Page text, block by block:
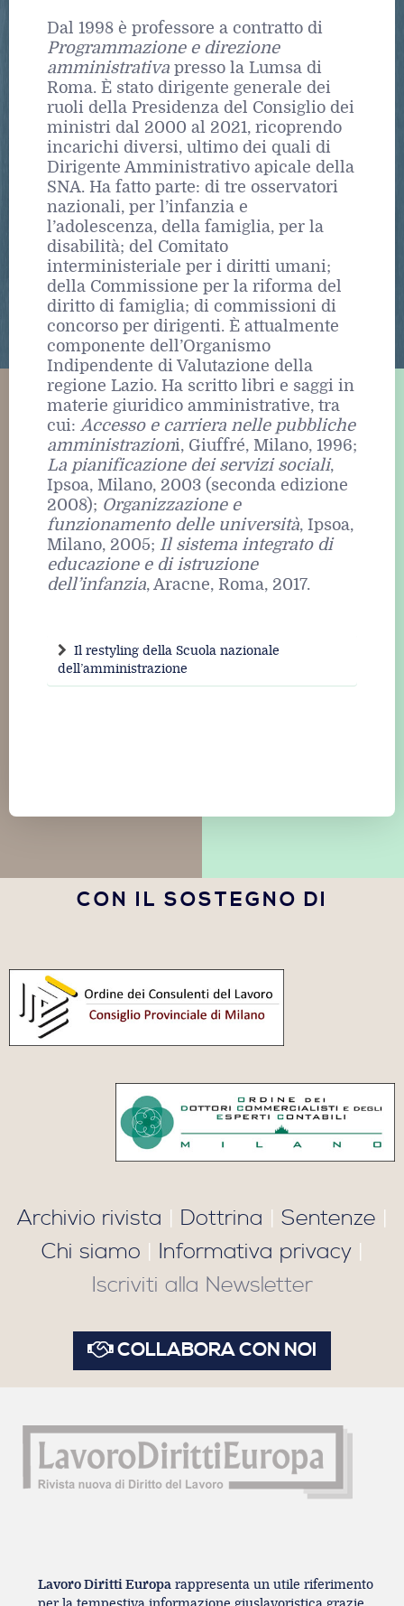
Dal 1998 è professore a contratto di
Programmazione e direzione
amministrativa presso la Lumsa di
Roma. È stato dirigente generale dei
ruoli della Presidenza del Consiglio dei
ministri dal 2000 al 2021, ricoprendo
incarichi diversi, ultimo dei quali di
Dirigente Amministrativo apicale della
SNA. Ha fatto parte: di tre osservatori
nazionali, per l’infanzia e
l’adolescenza, della famiglia, per la
disabilità; del Comitato
interministeriale per i diritti umani;
della Commissione per la riforma del
diritto di famiglia; di commissioni di
concorso per dirigenti. È attualmente
componente dell’Organismo
Indipendente di Valutazione della
regione Lazio. Ha scritto libri e saggi in
materie giuridico amministrative, tra
cui: Accesso e carriera nelle pubbliche
amministrazioni, Giuffré, Milano, 1996;
La pianificazione dei servizi sociali,
Ipsoa, Milano, 2003 (seconda edizione
2008); Organizzazione e
funzionamento delle università, Ipsoa,
Milano, 2005; Il sistema integrato di
educazione e di istruzione
dell’infanzia, Aracne, Roma, 2017.
Il restyling della Scuola nazionale
dell’amministrazione
CON IL SOSTEGNO DI
Archivio rivista | Dottrina | Sentenze |
Chi siamo | Informativa privacy|
Iscriviti alla Newsletter
COLLABORA CON NOI
Lavoro Diritti Europa rappresenta un utile riferimento